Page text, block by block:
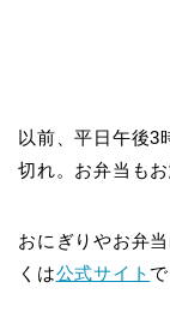
以前、平日午後3
切れ。お弁当も
おにぎりやお弁
くは公式サイト